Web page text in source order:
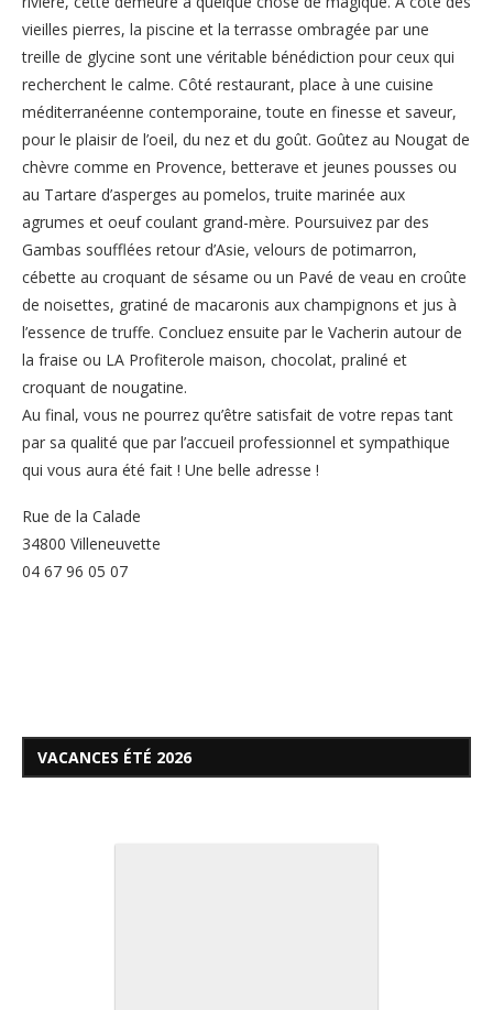
vieilles pierres, la piscine et la terrasse ombragée par une
treille de glycine sont une véritable bénédiction pour ceux qui
recherchent le calme. Côté restaurant, place à une cuisine
méditerranéenne contemporaine, toute en finesse et saveur,
pour le plaisir de l’oeil, du nez et du goût. Goûtez au Nougat de
chèvre comme en Provence, betterave et jeunes pousses ou
au Tartare d’asperges au pomelos, truite marinée aux
agrumes et oeuf coulant grand-mère. Poursuivez par des
Gambas soufflées retour d’Asie, velours de potimarron,
cébette au croquant de sésame ou un Pavé de veau en croûte
de noisettes, gratiné de macaronis aux champignons et jus à
l’essence de truffe. Concluez ensuite par le Vacherin autour de
la fraise ou LA Profiterole maison, chocolat, praliné et
croquant de nougatine.
Au final, vous ne pourrez qu’être satisfait de votre repas tant
par sa qualité que par l’accueil professionnel et sympathique
qui vous aura été fait ! Une belle adresse !
Rue de la Calade
34800 Villeneuvette
04 67 96 05 07
VACANCES ÉTÉ 2026